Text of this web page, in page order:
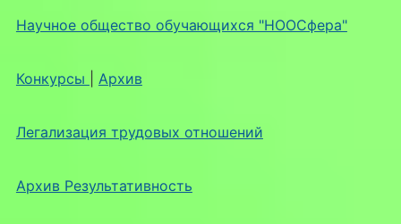
Научное общество обучающихся "НООСфера"
Конкурсы Архив
Легализация трудовых отношений
Архив Результативность